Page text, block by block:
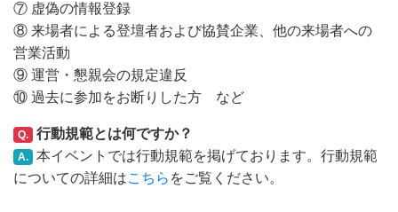
⑦ 虚偽の情報登録
⑧ 来場者による登壇者および協賛企業、他の来場者への
営業活動
⑨ 運営・懇親会の規定違反
⑩ 過去に参加をお断りした方 など
Q. 行動規範とは何ですか？
A. 本イベントでは行動規範を掲げております。行動規範
についての詳細はこちら をご覧ください。